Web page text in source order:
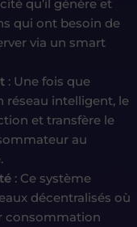
qu’il génère et
qui ont besoin de
via un smart
: Une fois que
réseau intelligent, le
et transfère le
au
: Ce système
décentralisés où
consommation